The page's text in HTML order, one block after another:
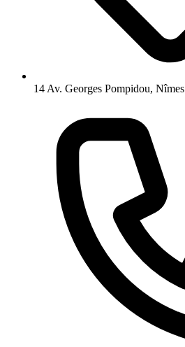
14 Av. Georges Pompidou, Nîmes